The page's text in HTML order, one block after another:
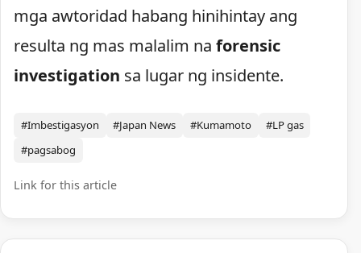
mga awtoridad habang hinihintay ang
resulta ng mas malalim na forensic
investigation sa lugar ng insidente.
#Imbestigasyon #Japan News #Kumamoto
#LP gas
#pagsabog
Link for this article